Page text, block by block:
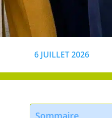
6 JUILLET 2026